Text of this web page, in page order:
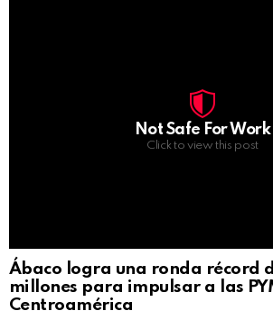
Not Safe For Work
Click to view this post
Ábaco logra una ronda récord
millones para impulsar a las
Centroamérica